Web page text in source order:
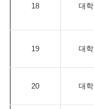
18 대학
19 대학
20 대학